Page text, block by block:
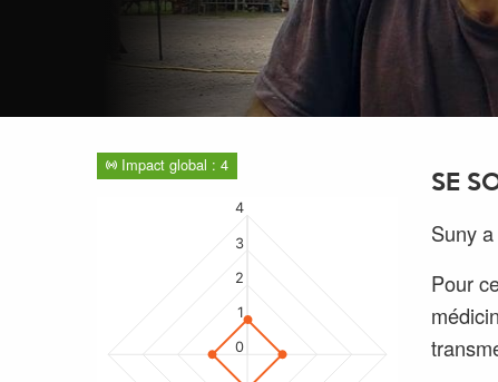
Impact global : 4
0
1
2
3
4
SE
Suny
Pour